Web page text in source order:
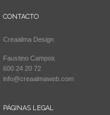
CONTACTO
Creaalma Design
Faustino Campos
600 24 20 72
info@creaalmaweb.com
PÁGINAS LEGAL